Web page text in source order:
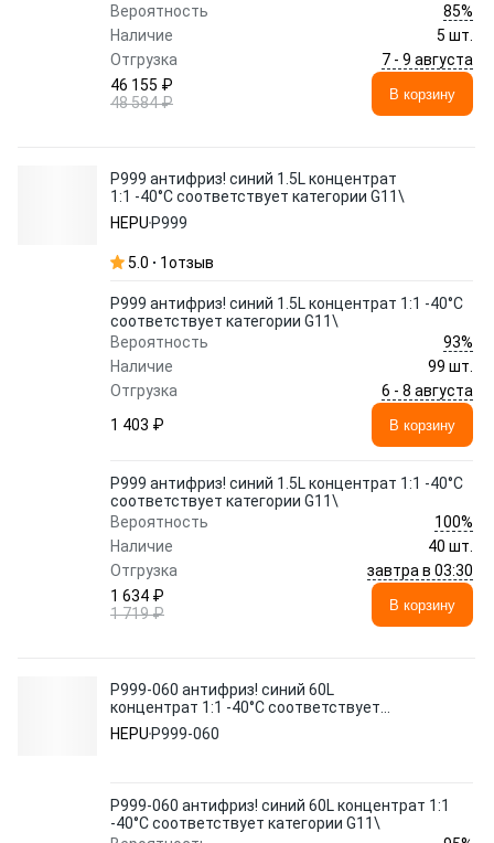
Вероятность
85%
Наличие
5 шт.
Отгрузка
7 - 9 августа
46 155 ₽
48 584 ₽
В корзину
P999 антифриз! синий 1.5L концентрат
1:1 -40°C соответствует категории G11\
HEPU P999
5.0 1отзыв
P999 антифриз! синий 1.5L концентрат 1:1 -40°C
соответствует категории G11\
Вероятность
93%
Наличие
99 шт.
Отгрузка
6 - 8 августа
1 403 ₽
В корзину
P999 антифриз! синий 1.5L концентрат 1:1 -40°C
соответствует категории G11\
Вероятность
100%
Наличие
40 шт.
Отгрузка
завтра в 03:30
1 634 ₽
1 719 ₽
В корзину
P999-060 антифриз! синий 60L
концентрат 1:1 -40°C соответствует
категории G11\
HEPU P999-060
P999-060 антифриз! синий 60L концентрат 1:1
-40°C соответствует категории G11\